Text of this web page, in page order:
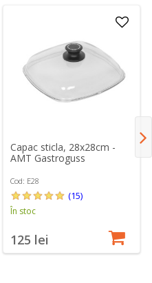
Capac sticla, 28x28cm -
AMT Gastroguss
Cod: E28
(15)
În stoc
125 lei